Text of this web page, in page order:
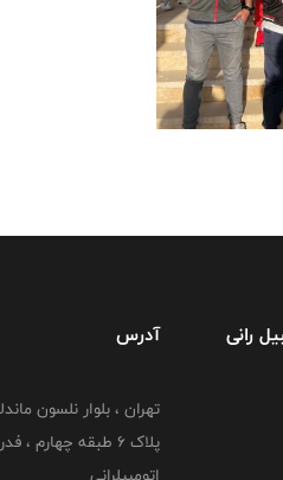
رانی
آدرس
تهران ، بلوار نلسون
پلاک ۶ طبقه چهارم